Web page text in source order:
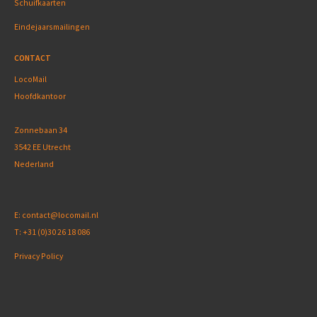
Schuifkaarten
Eindejaarsmailingen
CONTACT
LocoMail
Hoofdkantoor
Zonnebaan 34
3542 EE Utrecht
Nederland
E: contact@locomail.nl
T: +31 (0)30 26 18 086
Privacy Policy